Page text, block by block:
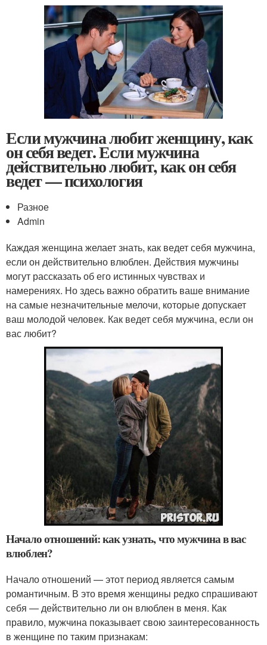
Если мужчина любит женщину, как
он себя ведет. Если мужчина
действительно любит, как он себя
ведет — психология
Разное
Admin
Каждая женщина желает знать, как ведет себя мужчина,
если он действительно влюблен. Действия мужчины
могут рассказать об его истинных чувствах и
намерениях. Но здесь важно обратить ваше внимание
на самые незначительные мелочи, которые допускает
ваш молодой человек. Как ведет себя мужчина, если он
вас любит?
Начало отношений: как узнать, что мужчина в вас
влюблен?
Начало отношений — этот период является самым
романтичным. В это время женщины редко спрашивают
себя — действительно ли он влюблен в меня. Как
правило, мужчина показывает свою заинтересованность
в женщине по таким признакам: